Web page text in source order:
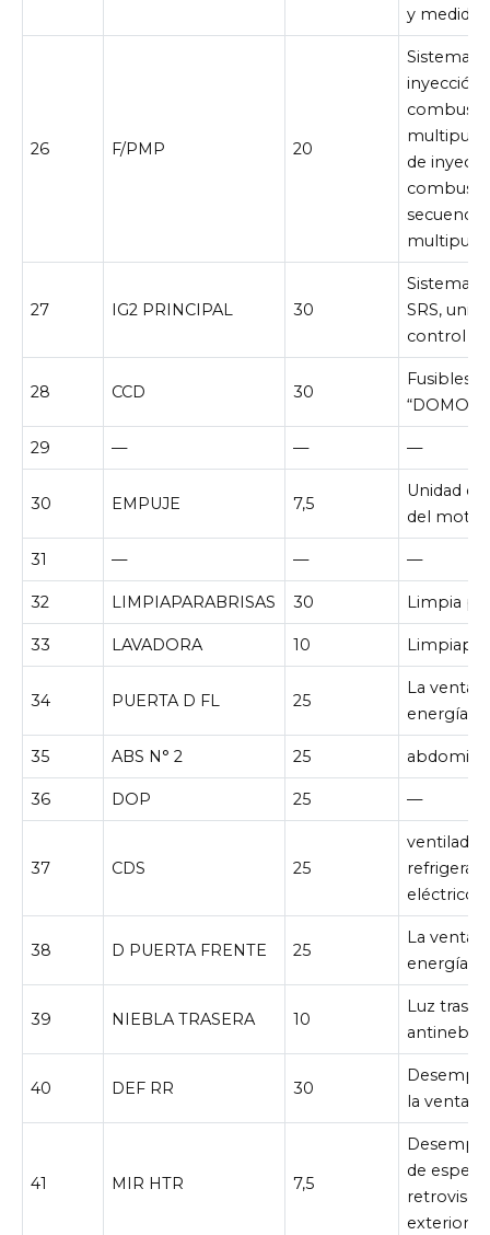
y
26 F/PMP 20
Sistema
inyección
de
secuencial
27 IG2 PRINCIPAL 30
Sistema
SRS,
control
28 CCD 30
Fusibles
“DOMO”
29 — — —
30 EMPUJE 7,5
Unidad
del motor
31 — — —
32 LIMPIAPARABRISAS 30 Limpia
33 LAVADORA 10
34 PUERTA D FL 25
La
energía
35 ABS N° 2 25
36 DOP 25 —
37 CDS 25
ventilador
eléctrico
38 D PUERTA FRENTE 25
La
energía
39 NIEBLA TRASERA 10
Luz
40 DEF RR 30
la
41 MIR HTR 7,5
de
exteriores